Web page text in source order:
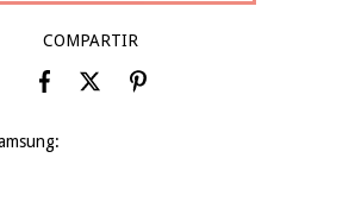
COMPARTIR